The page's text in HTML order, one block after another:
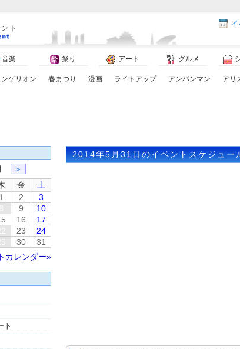
ト
音楽 祭り アート グルメ
ゲリオン 春まつり 漫画 ライトアップ アンパンマン アリ
2014年5月31日のイベントスケジュー
＞
金
土
1
2
3
8 9
10
16
17
23
24
30
31
カレンダー»
ト